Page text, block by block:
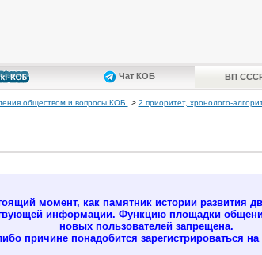
Чат КОБ ВП
обществом и вопросы КОБ. > 2 приоритет, хронолого-
момент, как памятник истории развития
информации. Функцию площадки
новых пользователей запрещена.
причине понадобится зарегистрироваться